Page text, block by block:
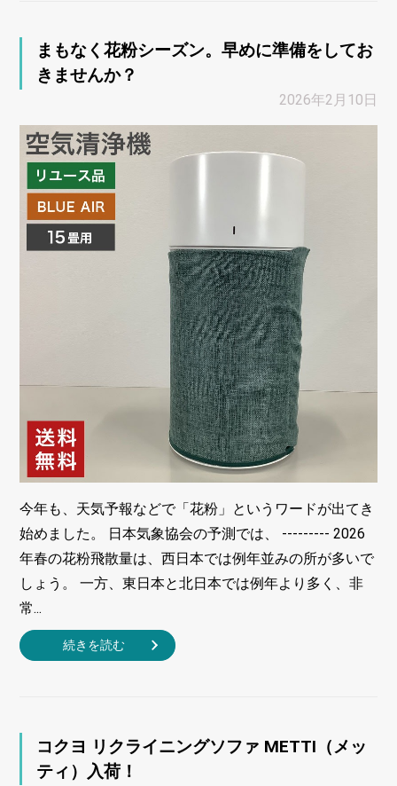
まもなく花粉シーズン。早めに準備をしてお
きませんか？
2026年2月10日
今年も、天気予報などで「花粉」というワードが出てき
始めました。 日本気象協会の予測では、 --------- 2026
年春の花粉飛散量は、西日本では例年並みの所が多いで
しょう。 一方、東日本と北日本では例年より多く、非
常...
続きを読む
コクヨ リクライニングソファ METTI（メッ
ティ）入荷！